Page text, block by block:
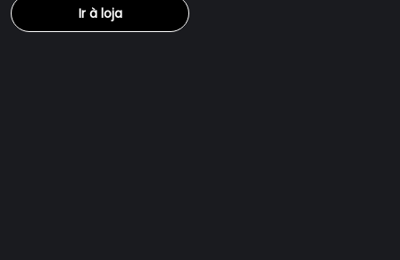
Ir à loja